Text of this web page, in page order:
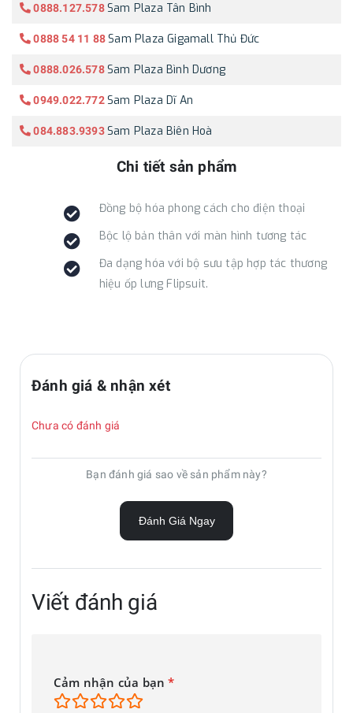
0888.127.578 Sam Plaza Tân Bình
0888 54 11 88 Sam Plaza Gigamall Thủ Đức
0888.026.578 Sam Plaza Bình Dương
0949.022.772 Sam Plaza Dĩ An
084.883.9393 Sam Plaza Biên Hoà
Chi tiết sản phẩm
Đồng bộ hóa phong cách cho điện thoại
Bộc lộ bản thân với màn hình tương tác
Đa dạng hóa với bộ sưu tập hợp tác thương
hiệu ốp lưng Flipsuit.
Đánh giá & nhận xét
Chưa có đánh giá
Bạn đánh giá sao về sản phẩm này?
Đánh Giá Ngay
Viết đánh giá
Cảm nhận của bạn*